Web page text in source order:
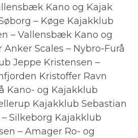
Kano og Kajak
– Køge Kajakklub
– Vallensbæk Kano og
Scales – Nybro-Furå
Jeppe Kristensen –
Kristoffer Ravn
Kano- og Kajakklub
Kajakklub Sebastian
Silkeborg Kajakklub
– Amager Ro- og